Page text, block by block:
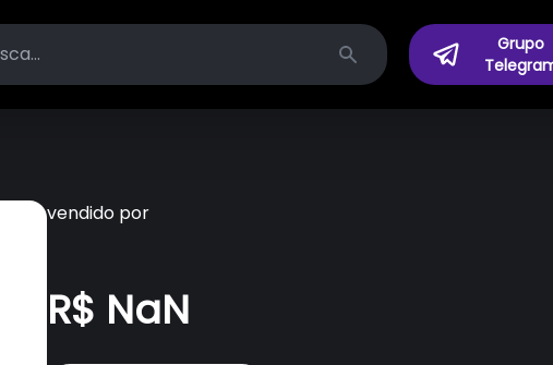
Search
Grupo
vendido por
R$ NaN